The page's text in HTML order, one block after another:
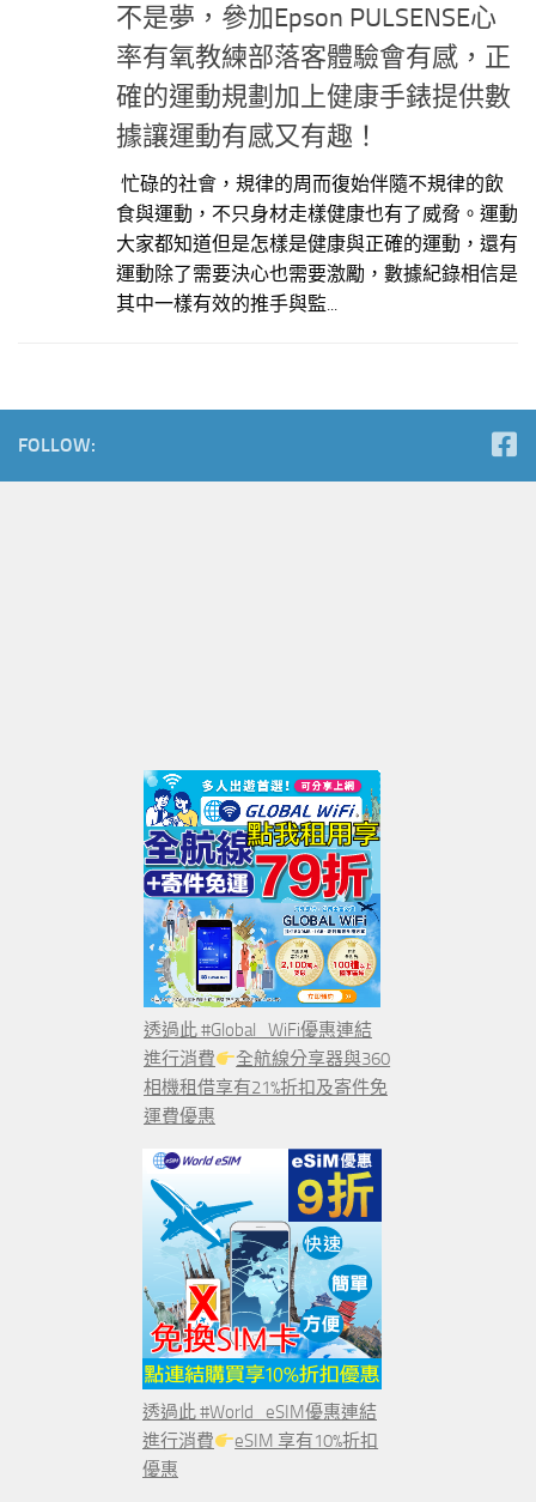
不是夢，參加Epson PULSENSE心
率有氧教練部落客體驗會有感，正
確的運動規劃加上健康手錶提供數
據讓運動有感又有趣！
忙碌的社會，規律的周而復始伴隨不規律的飲
食與運動，不只身材走樣健康也有了威脅。運動
大家都知道但是怎樣是健康與正確的運動，還有
運動除了需要決心也需要激勵，數據紀錄相信是
其中一樣有效的推手與監...
FOLLOW:
透過此 #Global_WiFi優惠連結
進行消費
全航線分享器與360
相機租借享有21%折扣及寄件免
運費優惠
透過此 #World_eSIM優惠連結
進行消費
eSIM 享有10%折扣
優惠